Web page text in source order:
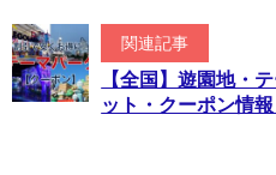
関連記事
【全国】遊園地・
ット・クーポン情